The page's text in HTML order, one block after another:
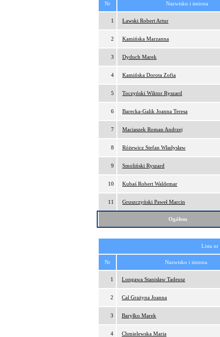
Nr Nazwisko i imiona
1 Ławski Robert Artur
2 Kamińska Marzanna
3 Dyduch Marek
4 Kamińska Dorota Zofia
5 Toczyński Wiktor Ryszard
6 Barecka-Galik Joanna Teresa
7 Maciaszek Roman Andrzej
8 Różewicz Stefan Władysław
9 Smoliński Ryszard
10 Kubaś Robert Waldemar
11 Gruszczyński Paweł Marcin
Ogółem
Lista
Nr Nazwisko i imiona
1 Longawa Stanisław Tadeusz
2 Cal Grażyna Joanna
3 Baryłko Marek
4 Chmielewska Maria